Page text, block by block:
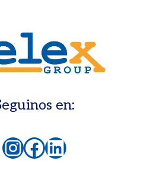
en:
Instagram
Facebook
LinkedIn